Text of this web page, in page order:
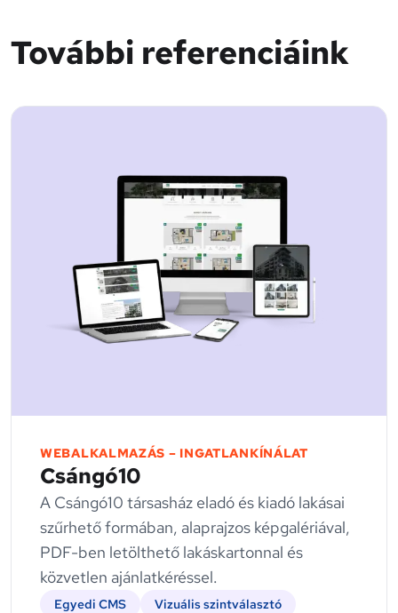
További referenciáink
WEBALKALMAZÁS – INGATLANKÍNÁLAT
Csángó10
A Csángó10 társasház eladó és kiadó lakásai
szűrhető formában, alaprajzos képgalériával,
PDF-ben letölthető lakáskartonnal és
közvetlen ajánlatkéréssel.
Egyedi CMS
Vizuális szintválasztó